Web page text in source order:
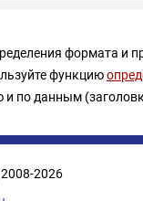
формата и
функцию
и по данным
2026